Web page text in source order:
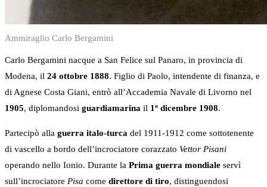
Ammiraglio Carlo Bergamini
Carlo Bergamini nacque a San Felice sul Panaro, in provincia di
Modena, il 24 ottobre 1888. Figlio di Paolo, intendente di finanza, e
di Agnese Costa Giani, entrò all’Accademia Navale di Livorno nel
1905, diplomandosi guardiamarina il 1º dicembre 1908.
Partecipò alla guerra italo-turca del 1911-1912 come sottotenente
di vascello a bordo dell’incrociatore corazzato Vettor Pisani
operando nello Ionio. Durante la Prima guerra mondiale servì
sull’incrociatore Pisa come direttore di tiro, distinguendosi